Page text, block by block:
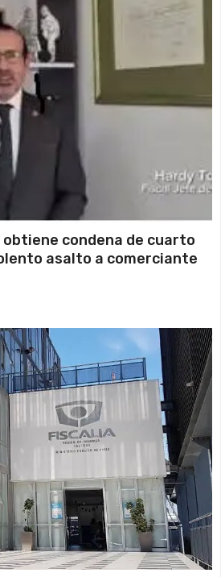
18°C
obtiene condena de cuarto
asalto a comerciante